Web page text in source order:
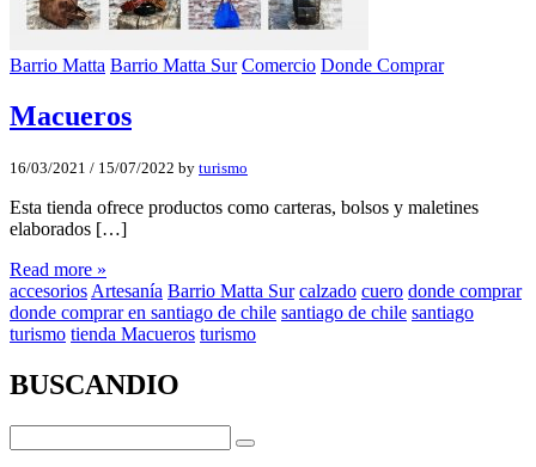
Barrio Matta Barrio Matta Sur Comercio Donde Comprar
Macueros
16/03/2021 / 15/07/2022 by turismo
Esta tienda ofrece productos como carteras, bolsos y maletines
elaborados […]
Read more »
accesorios Artesanía Barrio Matta Sur calzado cuero donde comprar
donde comprar en santiago de chile santiago de chile santiago
turismo tienda Macueros turismo
BUSCANDIO